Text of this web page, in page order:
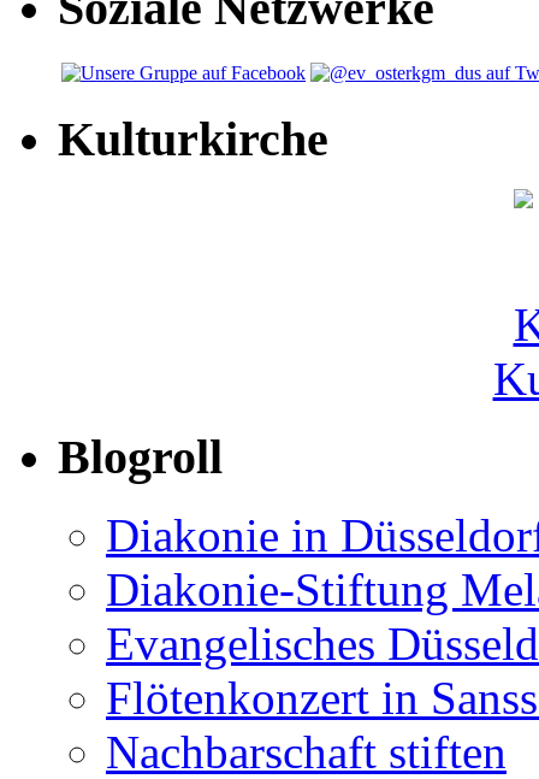
Kulturkirche
Blogroll
Diakonie in
Diakonie-Stiftung
Evangelisches
Flötenkonzert in
Nachbarschaft stiften